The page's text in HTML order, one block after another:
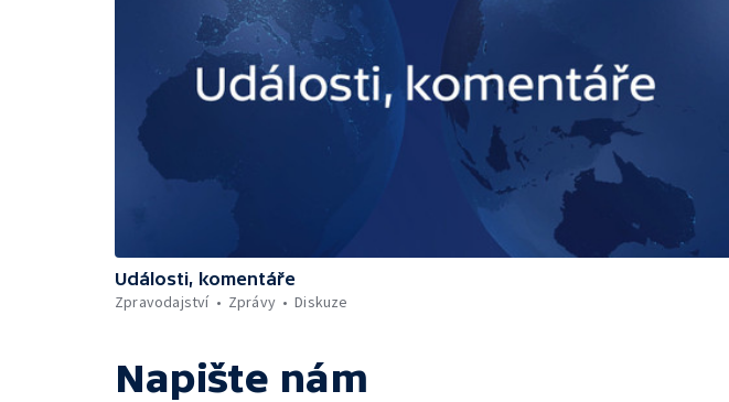
Události, komentáře
Zpravodajství
Zprávy Diskuze
Napište nám